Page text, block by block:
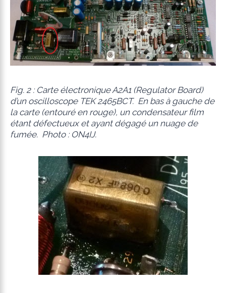
Fig. 2 : Carte électronique A2A1 (Regulator Board)
d’un oscilloscope TEK 2465BCT. En bas à gauche de
la carte (entouré en rouge), un condensateur film
étant défectueux et ayant dégagé un nuage de
fumée. Photo : ON4IJ.